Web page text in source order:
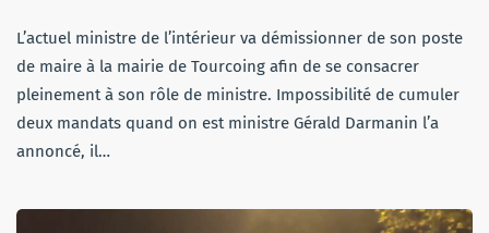
L’actuel ministre de l’intérieur va démissionner de son poste
de maire à la mairie de Tourcoing afin de se consacrer
pleinement à son rôle de ministre. Impossibilité de cumuler
deux mandats quand on est ministre Gérald Darmanin l’a
annoncé, il…